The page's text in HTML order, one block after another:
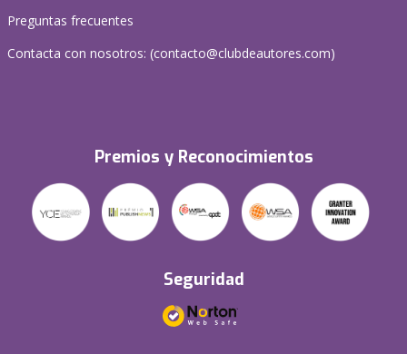
Preguntas frecuentes
Contacta con nosotros: (contacto@clubdeautores.com)
Premios y Reconocimientos
Seguridad